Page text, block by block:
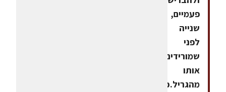
פעמיים,
שנייה
לפני
שמורידים
אותו
מהגריל.כמות